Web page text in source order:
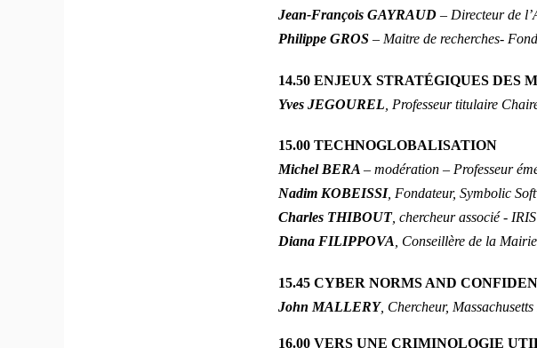
Jean-François GAYRAUD– Directeur de
Philippe GROS– Maitre de recherches-
14.50 ENJEUX STRATÉGIQUES DES
Yves JEGOUREL , Professeur titulaire
15.00 TECHNOGLOBALISATION
Michel BERA– modération – Professeur
Nadim KOBEISSI, Fondateur, Symbolic
Charles THIBOUT, chercheur associé - IRIS
Diana FILIPPOVA
, Conseillère de la
15.45 CYBER NORMS AND
John MALLERY, Chercheur,
16.00 VERS UNE CRIMINOLOGIE